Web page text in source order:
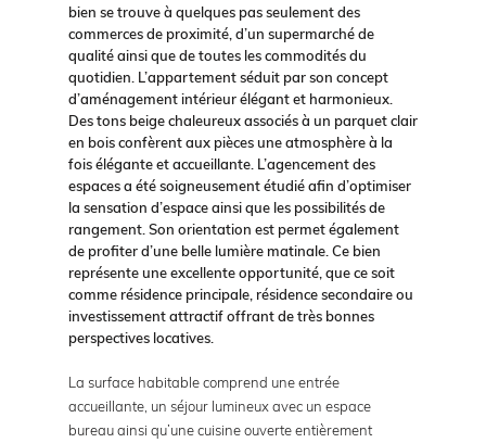
bien se trouve à quelques pas seulement des
commerces de proximité, d’un supermarché de
qualité ainsi que de toutes les commodités du
quotidien. L’appartement séduit par son concept
d’aménagement intérieur élégant et harmonieux.
Des tons beige chaleureux associés à un parquet clair
en bois confèrent aux pièces une atmosphère à la
fois élégante et accueillante. L’agencement des
espaces a été soigneusement étudié afin d’optimiser
la sensation d’espace ainsi que les possibilités de
rangement. Son orientation est permet également
de profiter d’une belle lumière matinale. Ce bien
représente une excellente opportunité, que ce soit
comme résidence principale, résidence secondaire ou
investissement attractif offrant de très bonnes
perspectives locatives.
La surface habitable comprend une entrée
accueillante, un séjour lumineux avec un espace
bureau ainsi qu’une cuisine ouverte entièrement